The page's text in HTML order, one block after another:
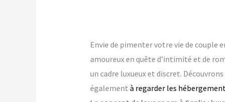
Envie de pimenter votre vie de couple
amoureux en quête d’intimité et de
un cadre luxueux et discret.
également à regarder les